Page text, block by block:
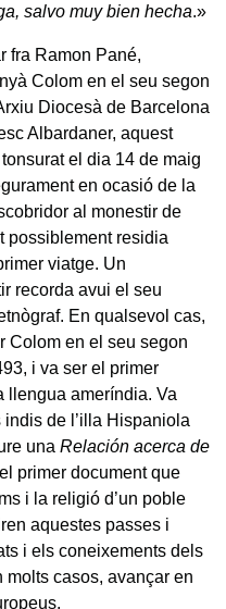
salvo muy bien hecha.»
fra Ramon Pané,
Colom en el seu segon
Diocesà de Barcelona
Albardaner, aquest
el dia 14 de maig
en ocasió de la
al monestir de
possiblement residia
viatge. Un
recorda avui el seu
En qualsevol cas,
Colom en el seu segon
i va ser el primer
llengua ameríndia. Va
de l’illa Hispaniola
una Relación acerca de
primer document que
i la religió d’un poble
aquestes passes i
i els coneixements dels
molts casos, avançar en